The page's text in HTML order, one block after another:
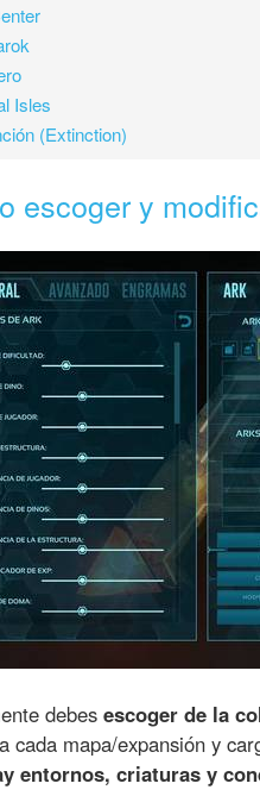
Isles
(Extinction)
escoger y
debes escoger de la
cada mapa/expansión y
entornos, criaturas y